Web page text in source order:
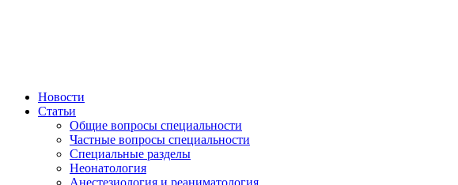
Новости
Статьи
Общие вопросы специальности
Частные вопросы специальности
Специальные разделы
Неонатология
Анестезиология и реаниматология